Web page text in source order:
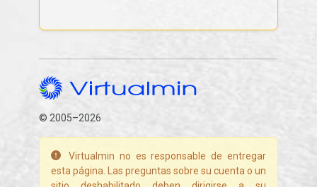
© 2005–2026
Virtualmin no es responsable de entregar
esta página. Las preguntas sobre su cuenta o un